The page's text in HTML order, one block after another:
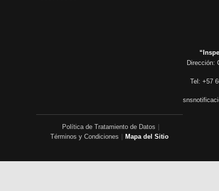
Dirección:
Tel: +57
Política de Tratamiento de Datos
Términos y Condiciones
Mapa del Sitio